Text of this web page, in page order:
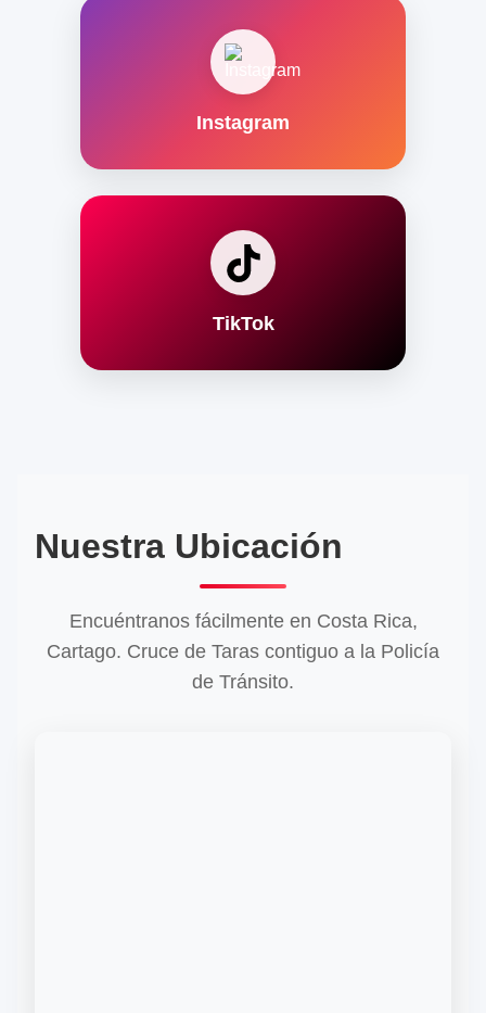
Instagram
TikTok
Nuestra Ubicación
Encuéntranos fácilmente en Costa Rica,
Cartago. Cruce de Taras contiguo a la Policía
de Tránsito.